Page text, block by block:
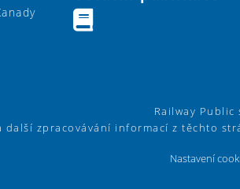
Railway Public
další zpracovávání informací z těchto
Nastavení